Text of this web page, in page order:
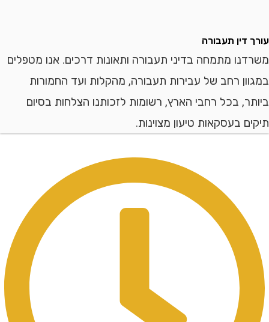
תעבורה
מתמחה בדיני תעבורה ותאונות דרכים. אנו מטפלים
רחב של עבירות תעבורה, מהקלות ועד החמורות
בכל רחבי הארץ, רשומות לזכותנו הצלחות בסיום
בעסקאות טיעון מצוינות.